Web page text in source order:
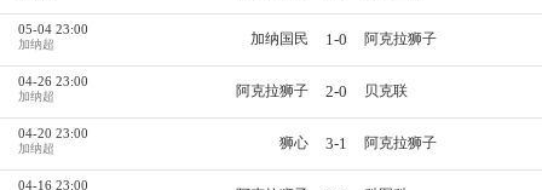
05-04 23:00
加纳超 加纳国民 1-0 阿克拉狮子
04-26 23:00
加纳超 阿克拉狮子 2-0 贝克联
04-20 23:00
加纳超 狮心 3-1 阿克拉狮子
04-16 23:00